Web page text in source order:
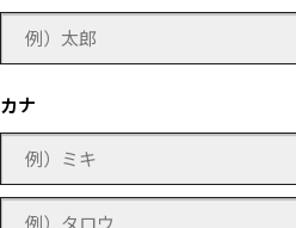
カナ